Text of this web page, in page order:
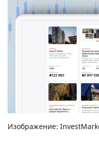
Изображение: